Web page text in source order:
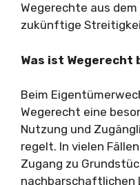
Wegerechte aus dem
zukünftige
Was ist Wegerecht
Beim
Wegerecht eine
Nutzung und
regelt. In vielen
Zugang zu
nachbarschaftlichen